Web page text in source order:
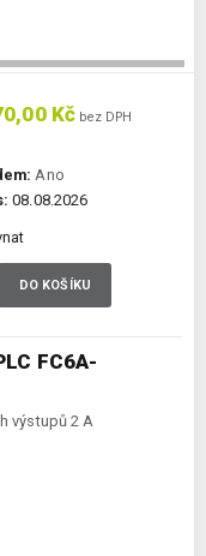
FC6A-
výstupů 2 A
Kč bez DPH
Ano
08.08.2026
DO KOŠÍKU